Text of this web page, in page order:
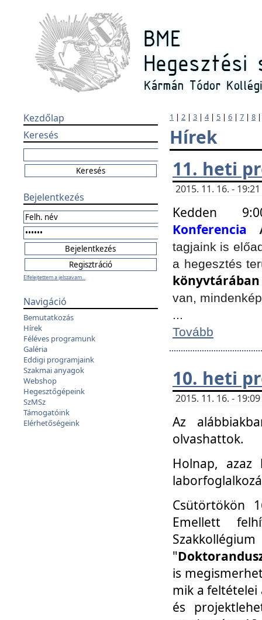
Kezdőlap
Keresés
Bejelentkezés
Elfelejtettem a jelszavam...
Navigáció
Bemutatkozás
Hírek
Féléves programunk
Galéria
Eddigi programjaink
Szakmai anyagok
Webshop
Hegesztőgépeink
SzMSz
Támogatóink
Elérhetőségeink
1 | 2 | 3 | 4| 5 | 6 | 7 | 8
Hírek
11. heti
2015. 11. 16. -
Kedden
Konferencia
tagjaink is
a hegesztés
könyvtárában
van,
...
Tovább
10. heti
2015. 11. 16. -
Az
olvashattok.
Holnap, azaz
Csütörtökön
Emellett
"
is
mik a feltételei
és